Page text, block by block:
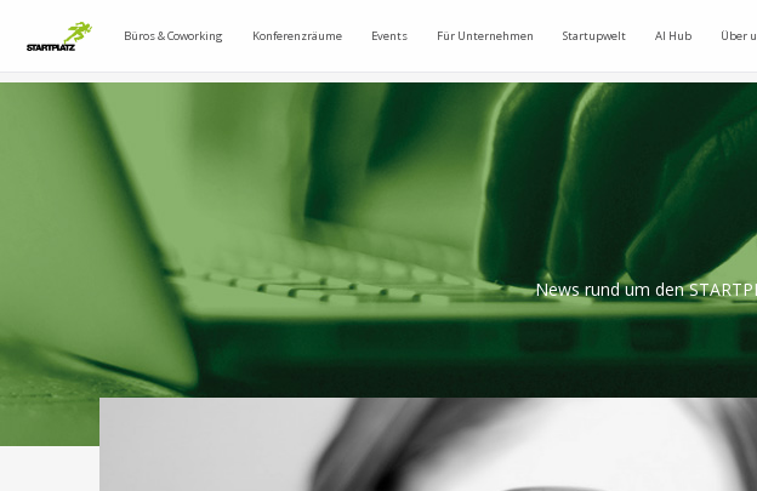
Büros & Coworking Konferenzräume Events Für Unternehmen Startupwelt AI Hub Über
News rund um den